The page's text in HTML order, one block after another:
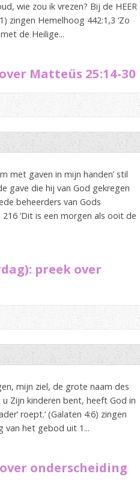
wie zou ik vrezen? Bij de HEER
zingen Hemelhoog 442:1,3 ‘Zo
de Heilige...
Matteüs 25:14-30
met gaven in mijn handen’ stil
gave die hij van God gekregen
beheerders van Gods
‘Dit is een morgen als ooit de
preek over
mijn ziel, de grote naam des
Zijn kinderen bent, heeft God in
roept.’ (Galaten 4:6) zingen
van het gebod uit 1...
onderscheiding